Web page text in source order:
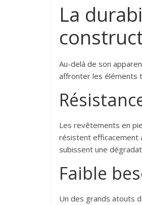
La
Au-delà de son
affronter les éléments
Les revêtements en
résistent efficacement
subissent une
Faible
Un des grands atouts